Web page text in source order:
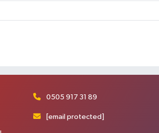
0505 917 31 89
[email protected]